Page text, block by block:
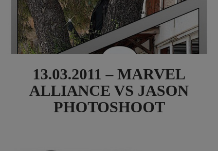
13.03.2011 – MARVEL
ALLIANCE VS JASON
PHOTOSHOOT